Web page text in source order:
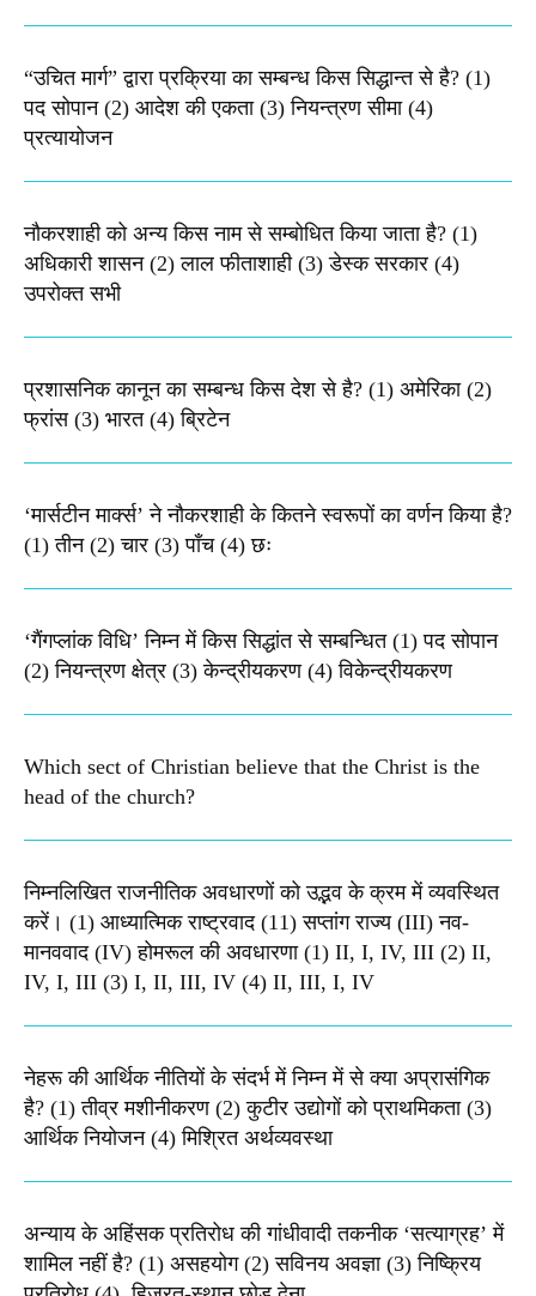
“उचित मार्ग” द्वारा प्रक्रिया का सम्बन्ध किस सिद्धान्त से है? (1)
पद सोपान (2) आदेश की एकता (3) नियन्त्रण सीमा (4)
प्रत्यायोजन
नौकरशाही को अन्य किस नाम से सम्बोधित किया जाता है? (1)
अधिकारी शासन (2) लाल फीताशाही (3) डेस्क सरकार (4)
उपरोक्त सभी
प्रशासनिक कानून का सम्बन्ध किस देश से है? (1) अमेरिका (2)
फ्रांस (3) भारत (4) ब्रिटेन
‘मार्सटीन मार्क्स’ ने नौकरशाही के कितने स्वरूपों का वर्णन किया है?
(1) तीन (2) चार (3) पाँच (4) छः
‘गैंगप्लांक विधि’ निम्न में किस सिद्धांत से सम्बन्धित (1) पद सोपान
(2) नियन्त्रण क्षेत्र (3) केन्द्रीयकरण (4) विकेन्द्रीयकरण
Which sect of Christian believe that the Christ is the
head of the church?
निम्नलिखित राजनीतिक अवधारणों को उद्भव के क्रम में व्यवस्थित
करें। (1) आध्यात्मिक राष्ट्रवाद (11) सप्तांग राज्य (III) नव-
मानववाद (IV) होमरूल की अवधारणा (1) II, I, IV, III (2) II,
IV, I, III (3) I, II, III, IV (4) II, III, I, IV
नेहरू की आर्थिक नीतियों के संदर्भ में निम्न में से क्या अप्रासंगिक
है? (1) तीव्र मशीनीकरण (2) कुटीर उद्योगों को प्राथमिकता (3)
आर्थिक नियोजन (4) मिश्रित अर्थव्यवस्था
अन्याय के अहिंसक प्रतिरोध की गांधीवादी तकनीक ‘सत्याग्रह’ में
शामिल नहीं है? (1) असहयोग (2) सविनय अवज्ञा (3) निष्क्रिय